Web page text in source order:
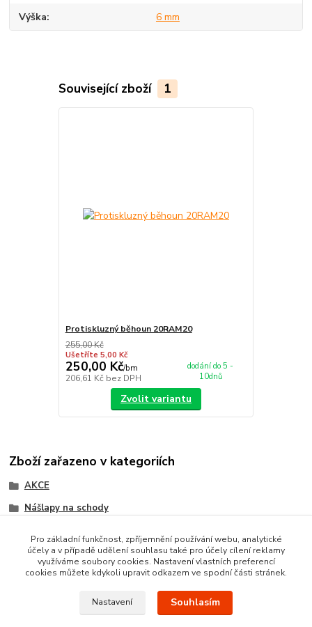
Výška 6 mm
Související zboží 1
Protiskluzný běhoun 20RAM20
255,00 Kč
Ušetříte 5,00 Kč
250,00 Kč/bm
206,61 Kč bez DPH
dodání do 5 -
10dnů
Zvolit variantu
Zboží zařazeno v kategoriích
AKCE
Nášlapy na schody
Schodišťové koberce
Pro základní funkčnost, zpříjemnění používání webu, analytické
účely a v případě udělení souhlasu také pro účely cílení reklamy
využíváme soubory cookies. Nastavení vlastních preferencí
cookies můžete kdykoli upravit odkazem ve spodní části stránek.
Nastavení Souhlasím